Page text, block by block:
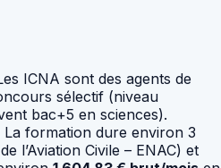
ICNA sont des agents de
sélectif (niveau
bac+5 en sciences).
La formation dure environ 3
l’Aviation Civile – ENAC) et